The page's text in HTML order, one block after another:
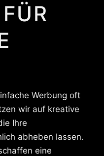
Werbung oft
wir auf kreative
Ihre
abheben lassen.
eine